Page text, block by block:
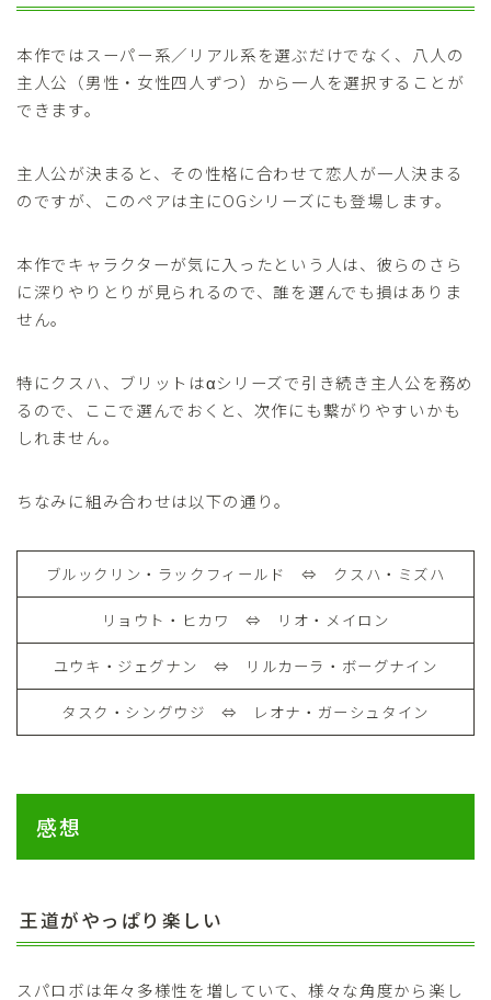
本作ではスーパー系／リアル系を選ぶだけでなく、八人の
主人公（男性・女性四人ずつ）から一人を選択することが
できます。
主人公が決まると、その性格に合わせて恋人が一人決まる
のですが、このペアは主にOGシリーズにも登場します。
本作でキャラクターが気に入ったという人は、彼らのさら
に深りやりとりが見られるので、誰を選んでも損はありま
せん。
特にクスハ、ブリットはαシリーズで引き続き主人公を務め
るので、ここで選んでおくと、次作にも繋がりやすいかも
しれません。
ちなみに組み合わせは以下の通り。
ブルックリン・ラックフィールド ⇔ クスハ・ミズハ
リョウト・ヒカワ ⇔ リオ・メイロン
ユウキ・ジェグナン ⇔ リルカーラ・ボーグナイン
タスク・シングウジ ⇔ レオナ・ガーシュタイン
感想
王道がやっぱり楽しい
スパロボは年々多様性を増していて、様々な角度から楽し